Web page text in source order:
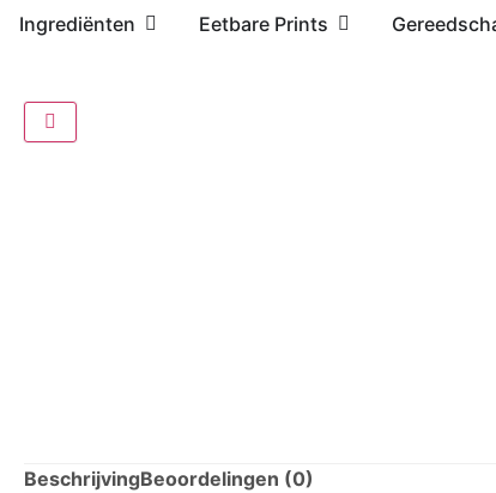
Ingrediënten Eetbare Prints
BeschrijvingBeoordelingen (0)